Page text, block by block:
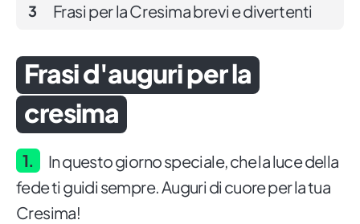
3 Frasi per la Cresima brevi e divertenti
Frasi d'auguri per la
cresima
In questo giorno speciale, che la luce della
fede ti guidi sempre. Auguri di cuore per la tua
Cresima!